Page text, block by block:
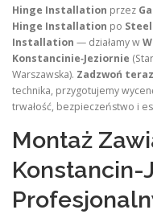
Hinge Installation przez
Hinge Installation po
Installation — działamy w
Konstancinie‑Jeziornie
Warszawska). Zadzwoń
technika, przygotujemy
trwałość, bezpieczeństwo i
Montaż
Konstancin-